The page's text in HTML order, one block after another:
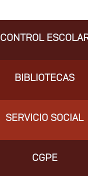
CONTROL
BIBLIOTECAS
SERVICIO SOCIAL
CGPE